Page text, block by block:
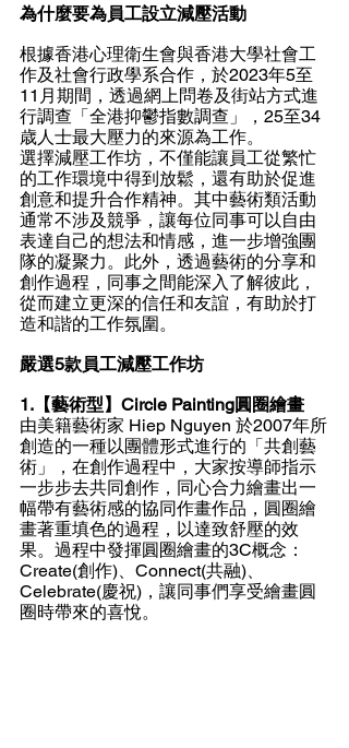
為什麼要為員工設立減壓活動
根據香港心理衛生會與香港大學社會工
作及社會行政學系合作，於2023年5至
11月期間，透過網上問卷及街站方式進
行調查「全港抑鬱指數調查」，25至34
歳人士最大壓力的來源為工作。
選擇減壓工作坊 ，不僅能讓員工從繁忙
的工作環境中得到放鬆，還有助於促進
創意和提升合作精神。其中藝術類活動
通常不涉及競爭，讓每位同事可以自由
表達自己的想法和情感，進一步增強團
隊的凝聚力。此外，透過藝術的分享和
創作過程，同事之間能深入了解彼此，
從而建立更深的信任和友誼，有助於打
造和諧的工作氛圍。
嚴選5款員工減壓工作坊
1.【藝術型】Circle Painting圓圈繪畫
由美籍藝術家 Hiep Nguyen 於2007年所
創造的一種以團體形式進行的「共創藝
術」，在創作過程中，大家按導師指示
一步步去共同創作，同心合力繪畫出一
幅帶有藝術感的協同作畫作品，圓圈繪
畫著重填色的過程，以達致舒壓的效
果。過程中發揮圓圈繪畫的3C概念：
Create(創作)、Connect(共融)、
Celebrate(慶祝)，讓同事們享受繪畫圓
圈時帶來的喜悅。